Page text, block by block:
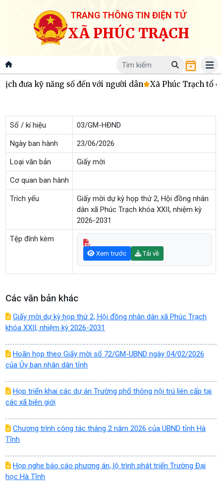
TRANG THÔNG TIN ĐIỆN TỬ
XÃ PHÚC TRẠCH
đưa kỹ năng số đến với người dân Xã Phúc Trạch tổ
Số / kí hiệu 03/GM-HĐND
Ngày ban hành 23/06/2026
Loại văn bản Giấy mời
Cơ quan ban hành
Trích yếu
Giấy mời dự kỳ họp thứ 2, Hội đồng nhân
dân xã Phúc Trạch khóa XXII, nhiệm kỳ
2026-2031
Tệp đính kèm
Xem trước Tải về
Các văn bản khác
Giấy mời dự kỳ họp thứ 2, Hội đồng nhân dân xã Phúc Trạch
khóa XXII, nhiệm kỳ 2026-2031
Hoãn họp theo Giấy mời số 72/GM-UBND ngày 04/02/2026
của Ủy ban nhân dân tỉnh
Họp triển khai các dự án Trường phổ thông nội trú liên cấp tại
các xã biên giới
Chương trình công tác tháng 2 năm 2026 của UBND tỉnh Hà
Tĩnh
Họp nghe báo cáo phương án, lộ trình phát triển Trường Đại
học Hà Tĩnh